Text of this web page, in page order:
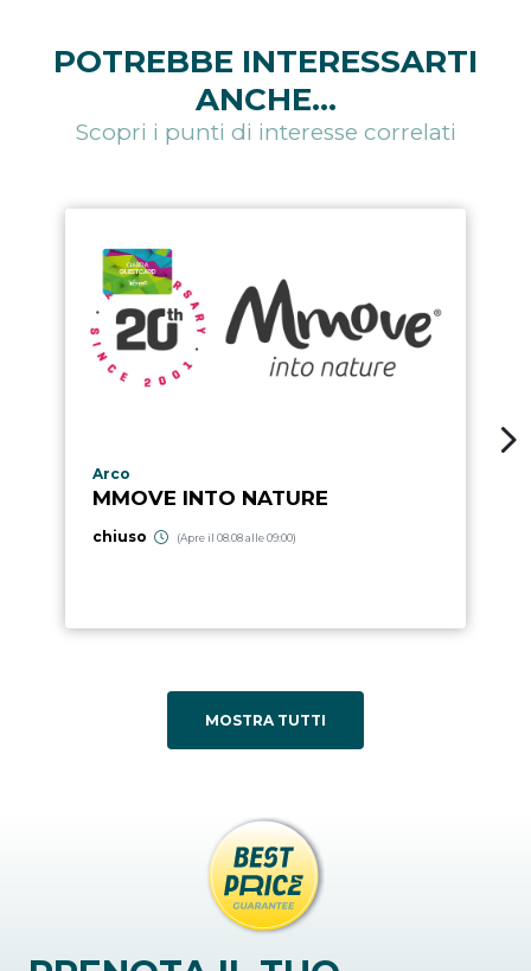
POTREBBE INTERESSARTI
ANCHE...
Scopri i punti di interesse correlati
Località punto di interesse
Arco
MMOVE INTO NATURE
chiuso (Apre il 08.08 alle 09:00)
MOSTRA TUTTI